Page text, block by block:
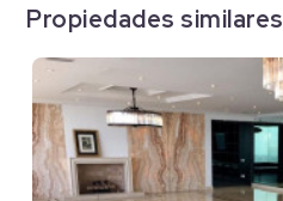
Propiedades similares